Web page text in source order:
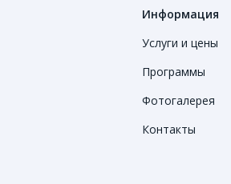
Информация
Услуги и цены
Программы
Фотогалерея
Контакты